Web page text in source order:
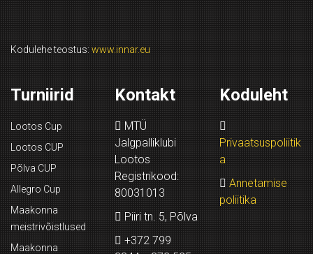
Kodulehe teostus: www.innar.eu
Turniirid
Lootos Cup
Lootos CUP
Põlva CUP
Allegro Cup
Maakonna
meistrivõistlused
Maakonna
Kontakt
MTÜ
Jalgpalliklubi
Lootos
Registrikood:
80031013
Piiri tn. 5, Põlva
+372 799
Koduleht
Privaatsuspoliitik
a
Annetamise
poliitika